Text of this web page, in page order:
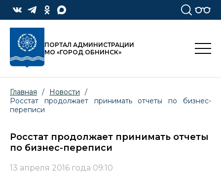
ПОРТАЛ АДМИНИСТРАЦИИ
МО «ГОРОД ОБНИНСК»
Главная / Новости
/
Росстат продолжает принимать отчеты по бизнес-
переписи
Росстат продолжает принимать отчеты
по бизнес-переписи
13 апреля 2016 года 09:10